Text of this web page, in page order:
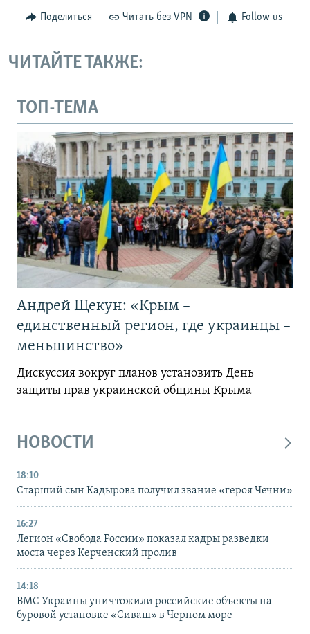
Поделиться Читать без VPN Follow us
ЧИТАЙТЕ ТАКЖЕ:
ТОП-ТЕМА
Андрей Щекун: «Крым –
единственный регион, где украинцы –
меньшинство»
Дискуссия вокруг планов установить День
защиты прав украинской общины Крыма
НОВОСТИ
18:10
Старший сын Кадырова получил звание «героя Чечни»
16:27
Легион «Свобода России» показал кадры разведки
моста через Керченский пролив
14:18
ВМС Украины уничтожили российские объекты на
буровой установке «Сиваш» в Черном море